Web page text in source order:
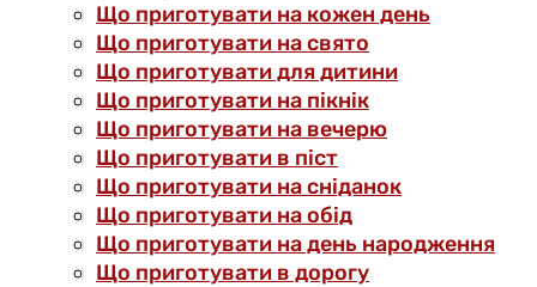
Що приготувати на кожен день
Що приготувати на свято
Що приготувати для дитини
Що приготувати на пікнік
Що приготувати на вечерю
Що приготувати в піст
Що приготувати на сніданок
Що приготувати на обід
Що приготувати на день народження
Що приготувати в дорогу